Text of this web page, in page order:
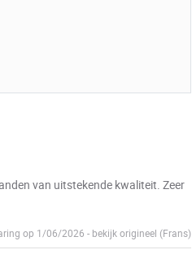
van uitstekende kwaliteit. Zeer
op 1/06/2026 - bekijk origineel (Frans)